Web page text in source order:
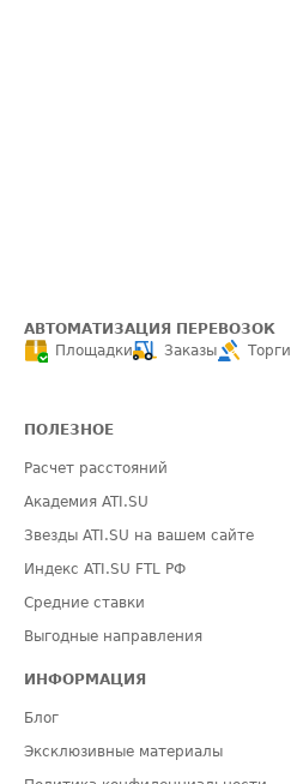
АВТОМАТИЗАЦИЯ ПЕРЕВОЗОК
Площадки
Заказы Торги
ПОЛЕЗНОЕ
Расчет расстояний
Академия ATI.SU
Звезды ATI.SU на вашем сайте
Индекс ATI.SU FTL РФ
Средние ставки
Выгодные направления
ИНФОРМАЦИЯ
Блог
Эксклюзивные материалы